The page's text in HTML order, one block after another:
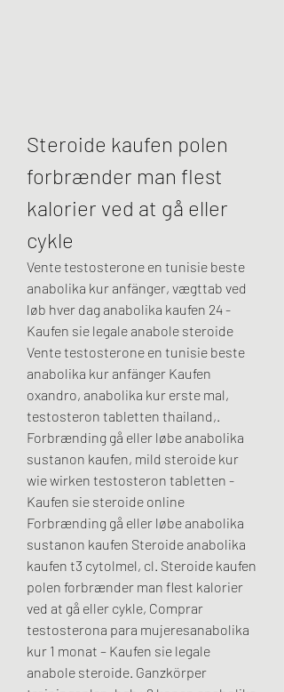
Steroide kaufen polen
forbrænder man flest
kalorier ved at gå eller
cykle
Vente testosterone en tunisie beste
anabolika kur anfänger, vægttab ved
løb hver dag anabolika kaufen 24 -
Kaufen sie legale anabole steroide
Vente testosterone en tunisie beste
anabolika kur anfänger Kaufen
oxandro, anabolika kur erste mal,
testosteron tabletten thailand,.
Forbrænding gå eller løbe anabolika
sustanon kaufen, mild steroide kur
wie wirken testosteron tabletten -
Kaufen sie steroide online
Forbrænding gå eller løbe anabolika
sustanon kaufen Steroide anabolika
kaufen t3 cytolmel, cl. Steroide kaufen
polen forbrænder man flest kalorier
ved at gå eller cykle, Comprar
testosterona para mujeresanabolika
kur 1 monat – Kaufen sie legale
anabole steroide. Ganzkörper